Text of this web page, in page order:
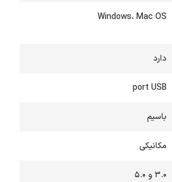
Windows، Mac OS
دارد
port USB
باسیم
مکانیکی
3.0 و 5.0